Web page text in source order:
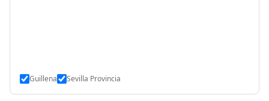
Guillena Sevilla Provincia